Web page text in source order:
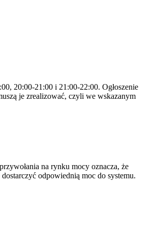
20:00-21:00 i 21:00-22:00. Ogłoszenie
je zrealizować, czyli we wskazanym
na rynku mocy oznacza, że
odpowiednią moc do systemu.